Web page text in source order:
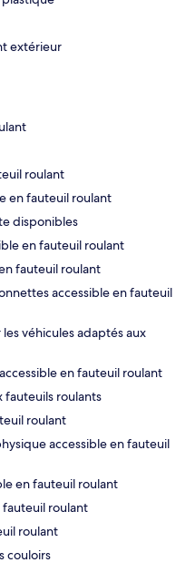
extérieur
roulant
en fauteuil roulant
disponibles
en fauteuil roulant
fauteuil roulant
accessible en fauteuil
véhicules adaptés aux
en fauteuil roulant
fauteuils roulants
roulant
accessible en fauteuil
en fauteuil roulant
fauteuil roulant
roulant
couloirs